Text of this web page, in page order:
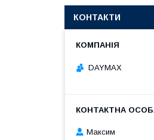
КОНТАКТИ
DAYMAX
Максим